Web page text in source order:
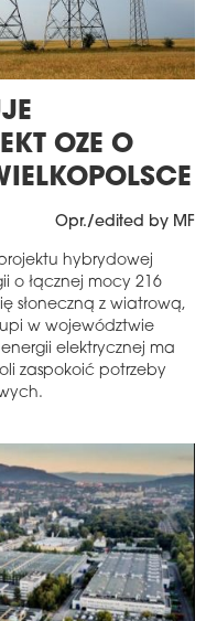
OZE O
Opr./edited by MF
hybrydowej
o łącznej mocy 216
słoneczną z wiatrową,
w województwie
elektrycznej ma
zaspokoić potrzeby
arrow_forward